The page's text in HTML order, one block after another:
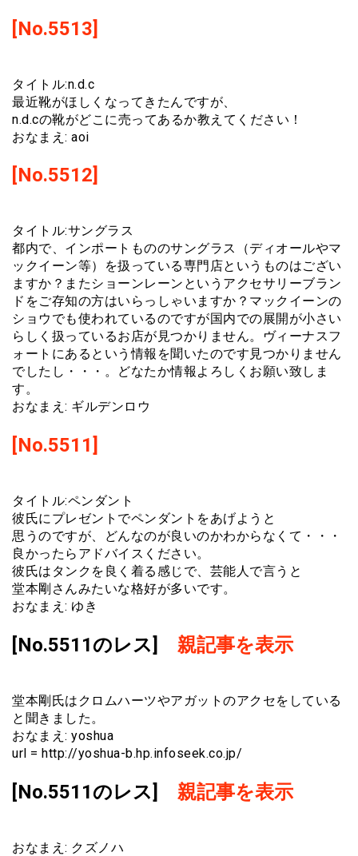
[No.5513]
タイトル:n.d.c
最近靴がほしくなってきたんですが、
n.d.cの靴がどこに売ってあるか教えてください！
おなまえ: aoi
[No.5512]
タイトル:サングラス
都内で、インポートもののサングラス（ディオールやマ
ックイーン等）を扱っている専門店というものはござい
ますか？またショーンレーンというアクセサリーブラン
ドをご存知の方はいらっしゃいますか？マックイーンの
ショウでも使われているのですが国内での展開が小さい
らしく扱っているお店が見つかりません。ヴィーナスフ
ォートにあるという情報を聞いたのです見つかりません
でしたし・・・。どなたか情報よろしくお願い致しま
す。
おなまえ: ギルデンロウ
[No.5511]
タイトル:ペンダント
彼氏にプレゼントでペンダントをあげようと
思うのですが、どんなのが良いのかわからなくて・・・
良かったらアドバイスください。
彼氏はタンクを良く着る感じで、芸能人で言うと
堂本剛さんみたいな格好が多いです。
おなまえ: ゆき
[No.5511のレス] 親記事を表示
堂本剛氏はクロムハーツやアガットのアクセをしている
と聞きました。
おなまえ: yoshua
url = http://yoshua-b.hp.infoseek.co.jp/
[No.5511のレス] 親記事を表示
おなまえ: クズノハ